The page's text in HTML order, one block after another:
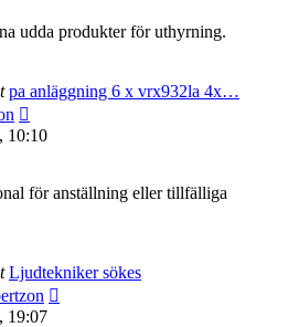
inlägget
udda produkter för uthyrning.
pa anläggning 6 x vrx932la 4x…
till
inlägget
10:10
för anställning eller tillfälliga
Ljudtekniker sökes
19:07